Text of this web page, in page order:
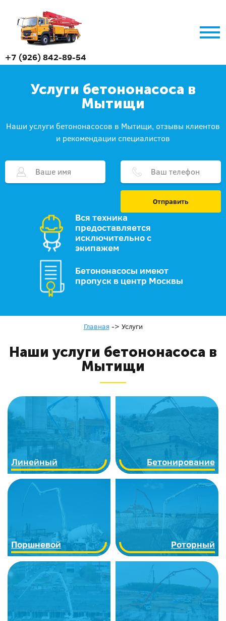
+7 (926) 842-89-54
Услуги бетононасоса в
Мытищи
Наши услуги бетононасосов в Мытищи, отзывы клиентов
и рекомендации специалистов
Отправить
Вся техника
предоставляется
исключительно с
экипажем
Бетононасосы имеют
пропуск в центр Москвы
Главная -> Услуги
Наши услуги бетононасоса в
Мытищи
Линейный Бетонирование
Поршневой Роторный